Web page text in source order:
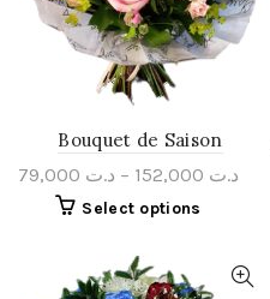
Bouquet de Saison
د.ت – د.ت
Select options